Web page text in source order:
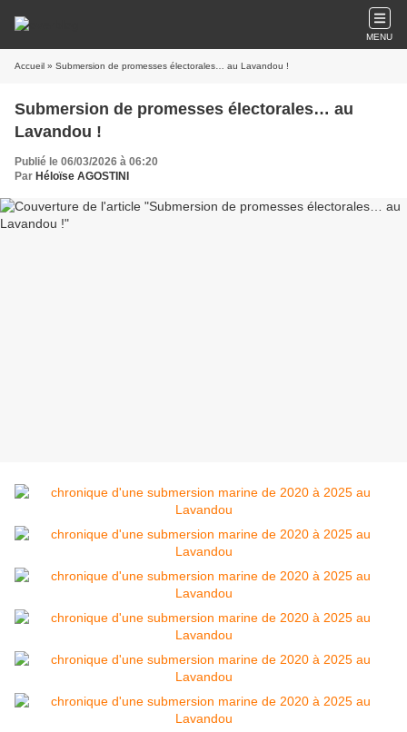
MENU
Accueil » Submersion de promesses électorales… au Lavandou !
Submersion de promesses électorales… au
Lavandou !
Publié le 06/03/2026 à 06:20
Par Héloïse AGOSTINI